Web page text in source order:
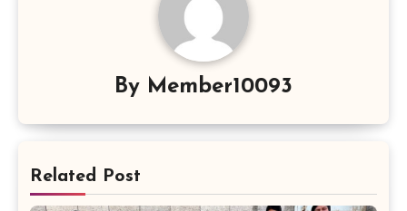
By Member10093
Related Post